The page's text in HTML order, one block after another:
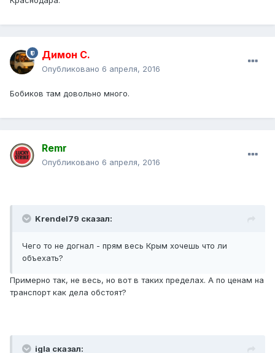
Димон С.
Опубликовано 6 апреля, 2016
Бобиков там довольно много.
Remr
Опубликовано 6 апреля, 2016
Krendel79 сказал:
Чего то не догнал - прям весь Крым хочешь что ли
объехать?
Примерно так, не весь, но вот в таких пределах. А по ценам на
транспорт как дела обстоят?
igla сказал: